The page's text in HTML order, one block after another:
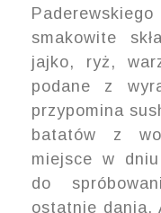
smakowite
jajko, ryż,
podane z
przypomina
batatów z
miejsce w
do
ostatnie dania.